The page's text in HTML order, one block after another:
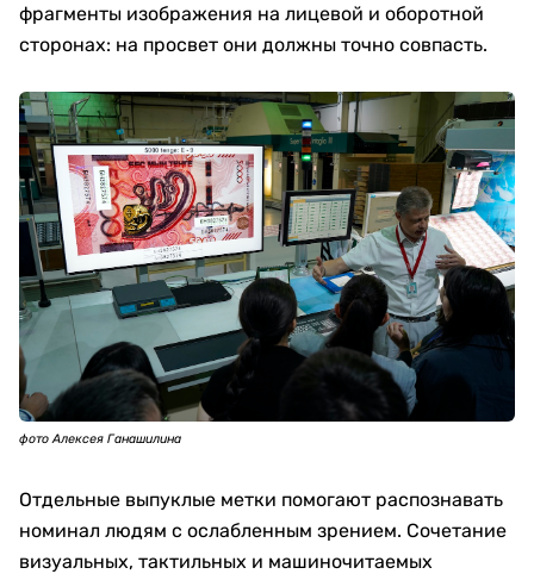
фрагменты изображения на лицевой и оборотной
сторонах: на просвет они должны точно совпасть.
фото Алексея Ганашилина
Отдельные выпуклые метки помогают распознавать
номинал людям с ослабленным зрением. Сочетание
визуальных, тактильных и машиночитаемых